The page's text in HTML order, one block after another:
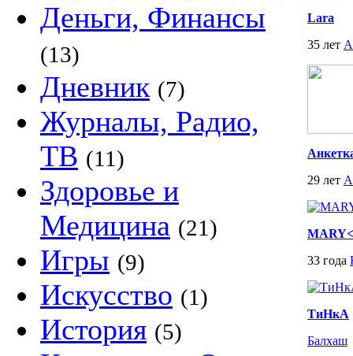
Деньги, Финансы
(13)
Дневник (7)
Журналы, Радио,
ТВ (11)
Здоровье и
Медицина (21)
Игры (9)
Искусство (1)
История (5)
Lara
35 лет
29 лет
33 года
ТиНкА
Балхаш